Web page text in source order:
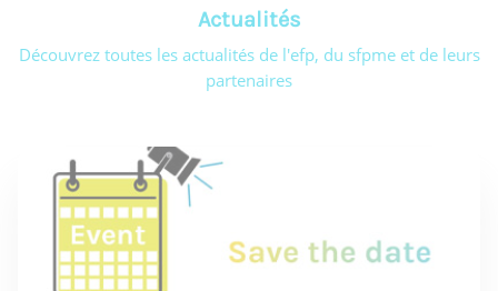
Actualités
Découvrez toutes les actualités de l'efp, du sfpme et de leurs
partenaires